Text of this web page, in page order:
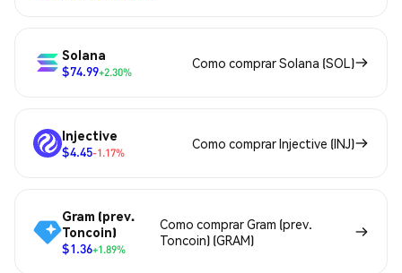
Solana
$74.99+2.30%
Como comprar Solana (SOL)
Injective
$4.45-1.17%
Como comprar Injective (INJ)
Gram (prev.
Toncoin)
$1.36+1.89%
Como comprar Gram (prev.
Toncoin) (GRAM)